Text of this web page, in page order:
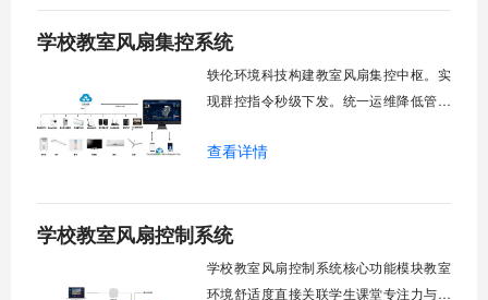
学校教室风扇集控系统
轶伦环境科技构建教室风扇集控中枢。实
现群控指令秒级下发。统一运维降低管理
巡检盲区。保障教学环境温湿度适宜。数
块清单：远程集中控制。智能定时调度。
环境自适应调节。能耗监测统计。故障预
查看详情
学校教室风扇控制系统
学校教室风扇控制系统核心功能模块教室
环境舒适度直接关联学生课堂专注力与学